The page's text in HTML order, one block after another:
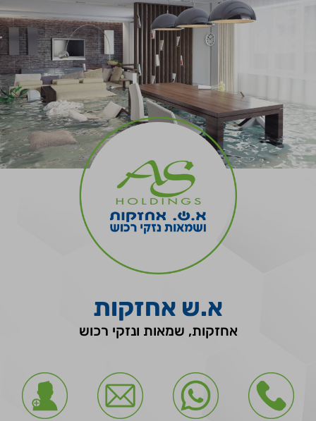
א.ש אחזקות
אחזקות, שמאות ונזקי רכוש